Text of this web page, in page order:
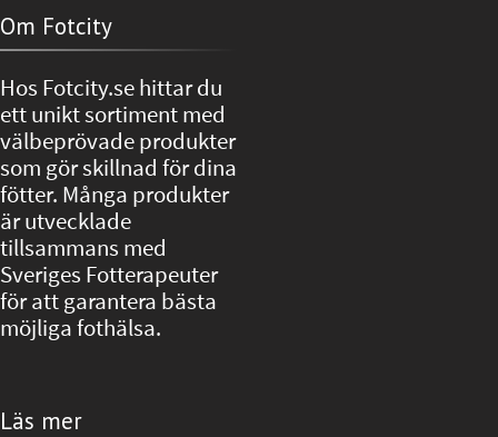
Om Fotcity
Hos Fotcity.se hittar du
ett unikt sortiment med
välbeprövade produkter
som gör skillnad för dina
fötter. Många produkter
är utvecklade
tillsammans med
Sveriges Fotterapeuter
för att garantera bästa
möjliga fothälsa.
Läs mer